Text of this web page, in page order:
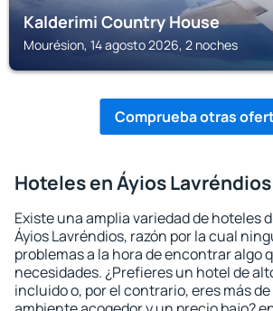
Kalderimi Country House
Mourésion, 14 agosto 2026, 2 noches
Comprueba otras
Hoteles en Áyios Lavréndios
Existe una amplia variedad de hoteles
Áyios Lavréndios, razón por la cual
problemas a la hora de encontrar algo
necesidades. ¿Prefieres un hotel de
incluido o, por el contrario, eres más